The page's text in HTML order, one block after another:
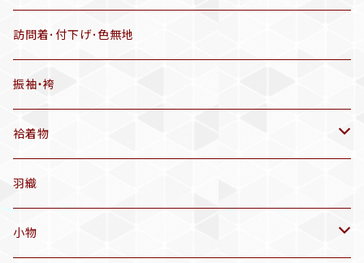
半幅帯
有松絞り浴衣(6～9月頃)
リサイクル着物
リサイクル帯
アンティーク帯
アンティーク仕立てかえ帯
名古屋帯
洒落袋帯
訪問着･付下げ･色無地
振袖・袴
袷着物
アンティーク着物
リサイクル着物
羽織
小物